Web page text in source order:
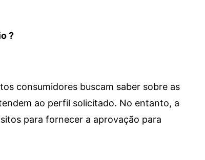
?
consumidores buscam saber sobre as
ao perfil solicitado. No entanto, a
para fornecer a aprovação para